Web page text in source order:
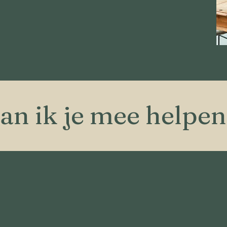
ik je mee